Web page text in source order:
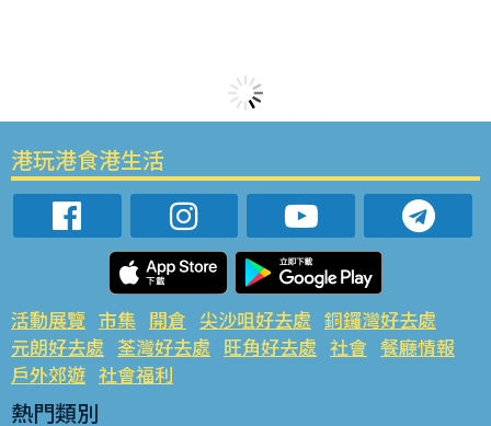
港玩港食港生活
活動展覽 市集 開倉 尖沙咀好去處 銅鑼灣好去處
元朗好去處 荃灣好去處 旺角好去處 社會 餐廳情報
戶外郊遊 社會福利
熱門類別